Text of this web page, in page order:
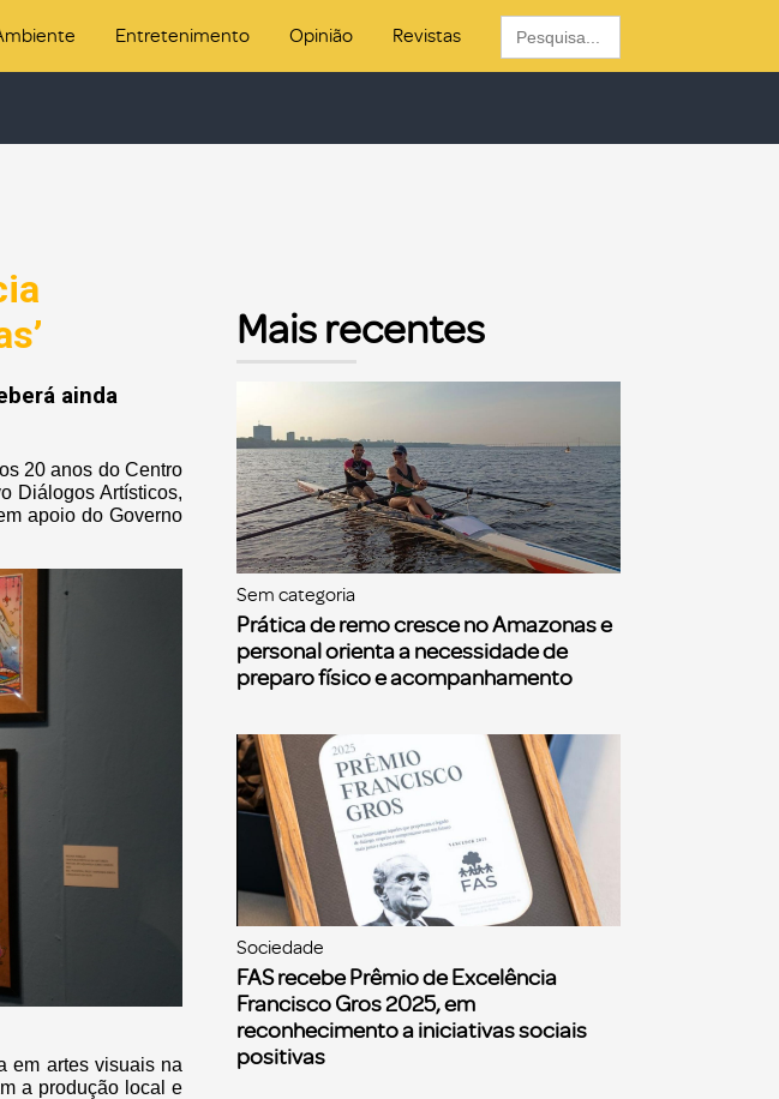
Entretenimento Opinião Revistas
Search
for:
ainda
20 anos do Centro
Diálogos Artísticos,
apoio do Governo
em artes visuais na
a produção local e
Mais recentes
Sem categoria
Prática de remo cresce no Amazonas e
personal orienta a necessidade de
preparo físico e acompanhamento
Sociedade
FAS recebe Prêmio de Excelência
Francisco Gros 2025, em
reconhecimento a iniciativas sociais
positivas